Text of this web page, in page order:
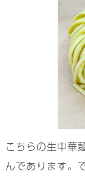
こちらの生中華
んであります。